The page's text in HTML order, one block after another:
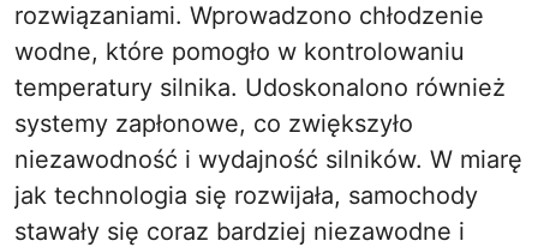
rozwiązaniami. Wprowadzono chłodzenie
wodne, które pomogło w kontrolowaniu
temperatury silnika. Udoskonalono również
systemy zapłonowe, co zwiększyło
niezawodność i wydajność silników. W miarę
jak technologia się rozwijała, samochody
stawały się coraz bardziej niezawodne i